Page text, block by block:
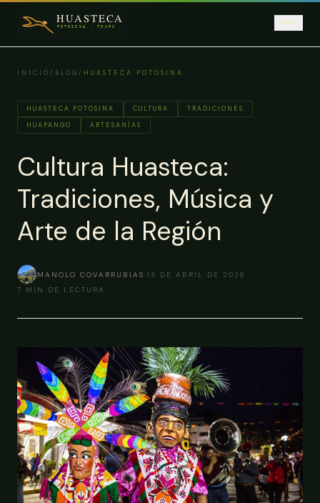
RESERVAR
INICIO / BLOG / HUASTECA POTOSINA
HUASTECA POTOSINA CULTURA
TRADICIONES
HUAPANGO
ARTESANÍAS
Cultura Huasteca:
Tradiciones, Música y
Arte de la Región
MANOLO COVARRUBIAS 13 DE ABRIL DE 2026
7
MIN DE LECTURA